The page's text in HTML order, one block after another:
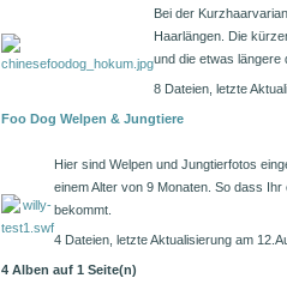
Bei der
Haarlängen. Die
und die etwas längere
8 Dateien, letzte
Foo Dog Welpen & Jungtiere
Hier sind Welpen und Jungtierfotos
einem Alter von 9 Monaten. So dass
bekommt.
4 Dateien, letzte Aktualisierung am
4 Alben auf 1 Seite(n)